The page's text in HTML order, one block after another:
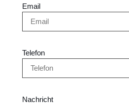
Email
Telefon
Nachricht